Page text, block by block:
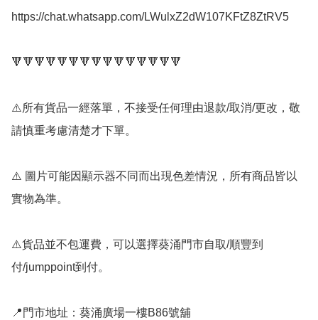
https://chat.whatsapp.com/LWulxZ2dW107KFtZ8ZtRV5
🔻🔻🔻🔻🔻🔻🔻🔻🔻🔻🔻🔻🔻🔻🔻
⚠️所有貨品一經落單，不接受任何理由退款/取消/更改，敬
請慎重考慮清楚才下單。
⚠️ 圖片可能因顯示器不同而出現色差情況，所有商品皆以
實物為準。
⚠️貨品並不包運費，可以選擇葵涌門市自取/順豐到
付/jumppoint到付。
📍門市地址：葵涌廣場一樓B86號舖